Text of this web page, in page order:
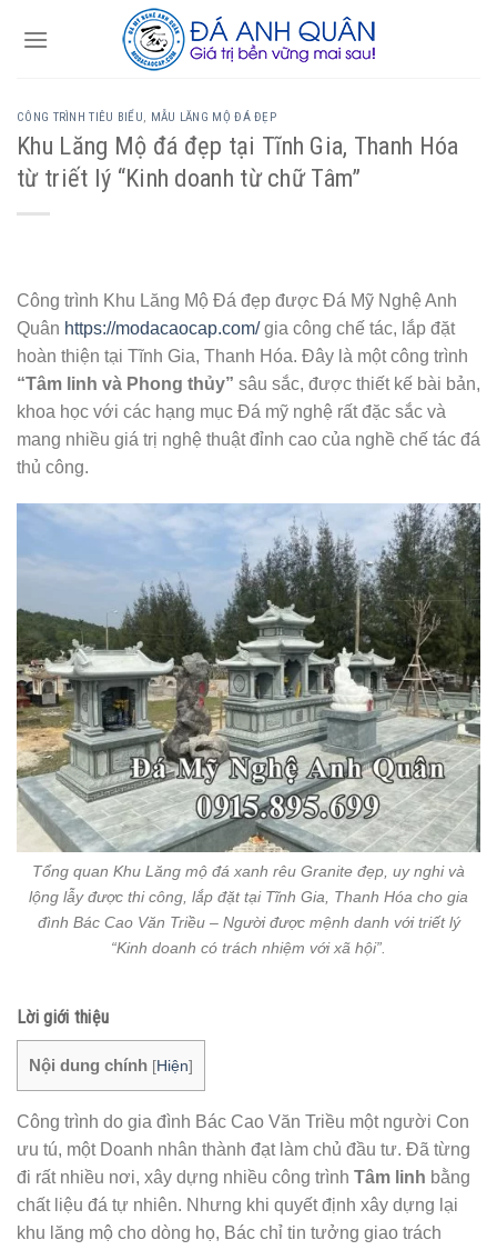
CÔNG TRÌNH TIÊU BIỂU, MẪU LĂNG MỘ ĐÁ ĐẸP
Khu Lăng Mộ đá đẹp tại Tĩnh Gia, Thanh Hóa
từ triết lý “Kinh doanh từ chữ Tâm”
Công trình Khu Lăng Mộ Đá đẹp được Đá Mỹ Nghệ Anh
Quân https://modacaocap.com/gia công chế tác, lắp đặt
hoàn thiện tại Tĩnh Gia, Thanh Hóa. Đây là một công trình
“Tâm linh và Phong thủy” sâu sắc, được thiết kế bài bản,
khoa học với các hạng mục Đá mỹ nghệ rất đặc sắc và
mang nhiều giá trị nghệ thuật đỉnh cao của nghề chế tác đá
thủ công.
Tổng quan Khu Lăng mộ đá xanh rêu Granite đẹp, uy nghi và
lộng lẫy được thi công, lắp đặt tại Tĩnh Gia, Thanh Hóa cho gia
đình Bác Cao Văn Triều – Người được mệnh danh với triết lý
“Kinh doanh có trách nhiệm với xã hội”.
Lời giới thiệu
Nội dung chính [Hiện]
Công trình do gia đình Bác Cao Văn Triều một người Con
ưu tú, một Doanh nhân thành đạt làm chủ đầu tư. Đã từng
đi rất nhiều nơi, xây dựng nhiều công trình Tâm linh bằng
chất liệu đá tự nhiên. Nhưng khi quyết định xây dựng lại
khu lăng mộ cho dòng họ, Bác chỉ tin tưởng giao trách